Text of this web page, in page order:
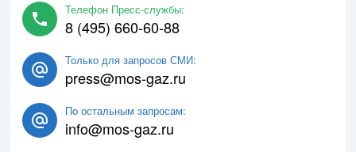
Телефон Пресс-службы:
8 (495) 660-60-88
Только для запросов СМИ:
press@mos-gaz.ru
По остальным запросам:
info@mos-gaz.ru